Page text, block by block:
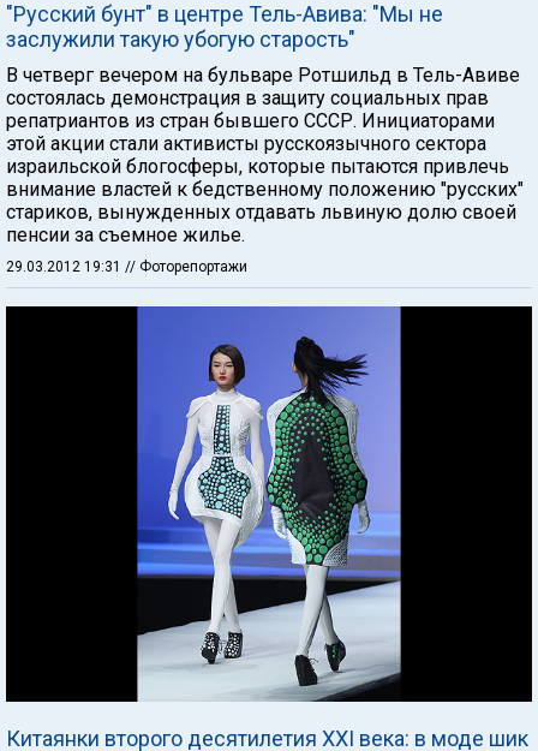
"Русский бунт" в центре Тель-Авива: "Мы не
заслужили такую убогую старость"
В четверг вечером на бульваре Ротшильд в Тель-Авиве
состоялась демонстрация в защиту социальных прав
репатриантов из стран бывшего СССР. Инициаторами
этой акции стали активисты русскоязычного сектора
израильской блогосферы, которые пытаются привлечь
внимание властей к бедственному положению "русских"
стариков, вынужденных отдавать львиную долю своей
пенсии за съемное жилье.
29.03.2012 19:31 // Фоторепортажи
Китаянки второго десятилетия XXI века: в моде шик